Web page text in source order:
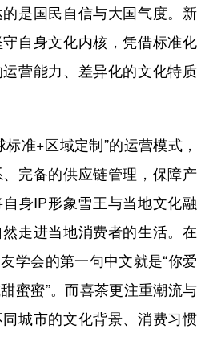
是国民自信与大国气度。新
自身文化内核，凭借标准化
营能力、差异化的文化特质
准+区域定制”的运营模式，
完备的供应链管理，保障产
身IP形象雪王与当地文化融
走进当地消费者的生活。在
学会的第一句中文就是“你爱
蜜蜜”。而喜茶更注重潮流与
城市的文化背景、消费习惯